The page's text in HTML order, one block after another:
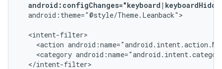
android:theme="@style/Theme.Leanback">
<action
<category